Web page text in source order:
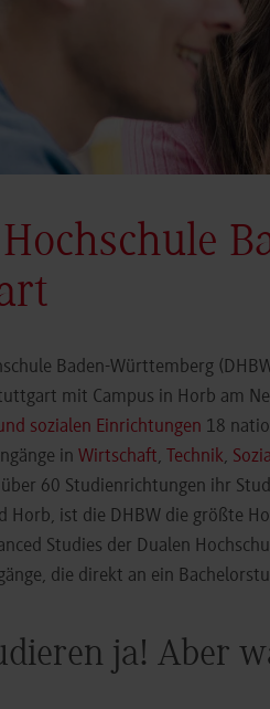
Baden-Württemberg
mit Campus in Horb am
sozialen Einrichtungen 18
in Wirtschaft, Technik,
60 Studienrichtungen ihr
Horb, ist die DHBW die größte
Studies der Dualen
die direkt an ein
ja! Aber